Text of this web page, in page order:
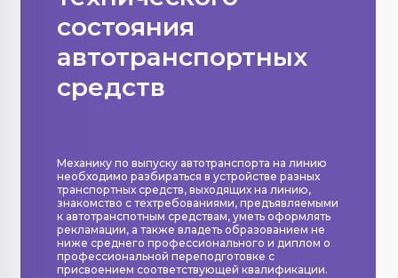
состояния
автотранспортных
средств
Механику по выпуску автотранспорта на линию
необходимо разбираться в устройстве разных
транспортных средств, выходящих на линию,
знакомство с техтребованиями, предъявляемыми
к автотранспотным средствам, уметь оформлять
рекламации, а также владеть образованием не
ниже среднего профессионального и диплом о
профессиональной переподготовке с
присвоением соответствующей квалификации.